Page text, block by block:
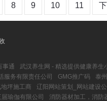
8 9 10 11
事通 武汉养生网 - 精选提供健康养
服务有限责任公司 GMG推广码 泰
坪施工商
辽阳网站策划_网站建设
瑜伽有限公司 消防器材加工，消防